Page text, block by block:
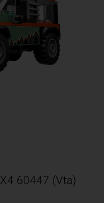
60447 (Vta)